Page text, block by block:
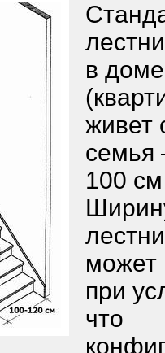
в доме
живет
100
может
при
что